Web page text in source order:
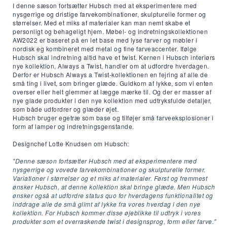
I denne sæson fortsætter Hubsch med at eksperimentere med
nysgerrige og dristige farvekombinationer, skulpturelle former og
størrelser. Med et miks af materialer kan man nemt skabe et
personligt og behageligt hjem. Møbel- og indretningskollektionen
AW2022 er baseret på en let base med lyse farver og møbler i
nordisk eg kombineret med metal og fine farveaccenter. Ifølge
Hubsch skal indretning altid have et twist. Kernen i Hubsch interiørs
nye kollektion, Always a Twist, handler om at udfordre hverdagen.
Derfor er Hubsch Always a Twist-kollektionen en fejring af alle de
små ting i livet, som bringer glæde. Guldkorn af lykke, som vi enten
overser eller helt glemmer at lægge mærke til. Og der er masser af
nye glade produkter i den nye kollektion med udtryksfulde detaljer,
som både udfordrer og glæder øjet.
Hubsch bruger egetræ som base og tilføjer små farveeksplosioner i
form af lamper og indretningsgenstande.
Designchef Lotte Knudsen om Hubsch:
"Denne sæson fortsætter Hubsch med at eksperimentere med
nysgerrige og vovede farvekombinationer og skulpturelle former.
Variationer i størrelser og et miks af materialer. Først og fremmest
ønsker Hubsch, at denne kollektion skal bringe glæde. Men Hubsch
ønsker også at udfordre status quo for hverdagens funktionalitet og
inddrage alle de små glimt af lykke fra vores hverdag i den nye
kollektion. For Hubsch kommer disse øjeblikke til udtryk i vores
produkter som et overraskende twist i designsprog, form eller farve."